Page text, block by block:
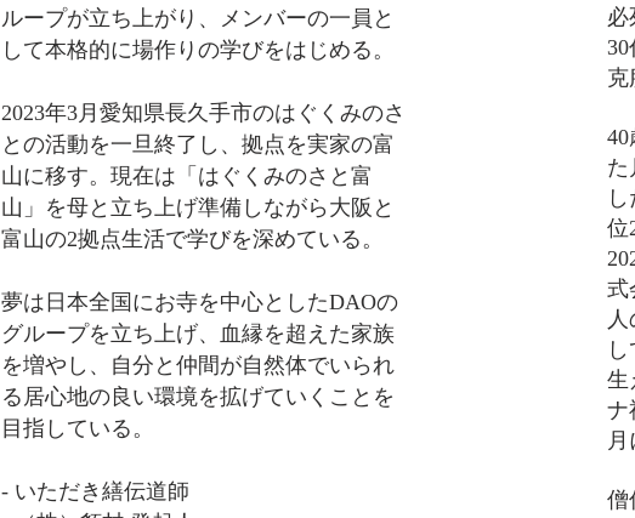
ループが立ち上がり、メンバーの一員と
して本格的に場作りの学びをはじめる。
2023年3月愛知県長久手市のはぐくみのさ
との活動を一旦終了し、拠点を実家の富
山に移す。現在は「はぐくみのさと富
山」を母と立ち上げ準備しながら大阪と
富山の2拠点生活で学びを深めている。
夢は日本全国にお寺を中心としたDAOの
グループを立ち上げ、血縁を超えた家族
を増やし、自分と仲間が自然体でいられ
る居心地の良い環境を拡げていくことを
目指している。
- いただき繕伝道師
必
克
た
位
式
生
ナ
月
僧